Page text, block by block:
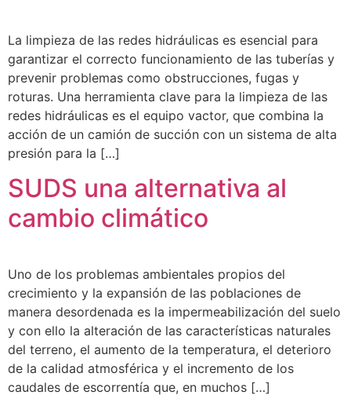
La limpieza de las redes hidráulicas es esencial para
garantizar el correcto funcionamiento de las tuberías y
prevenir problemas como obstrucciones, fugas y
roturas. Una herramienta clave para la limpieza de las
redes hidráulicas es el equipo vactor, que combina la
acción de un camión de succión con un sistema de alta
presión para la […]
SUDS una alternativa al
cambio climático
Uno de los problemas ambientales propios del
crecimiento y la expansión de las poblaciones de
manera desordenada es la impermeabilización del suelo
y con ello la alteración de las características naturales
del terreno, el aumento de la temperatura, el deterioro
de la calidad atmosférica y el incremento de los
caudales de escorrentía que, en muchos […]